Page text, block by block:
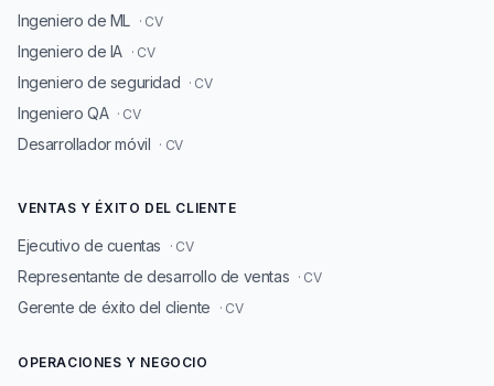
Ingeniero de ML · CV
Ingeniero de IA · CV
Ingeniero de seguridad · CV
Ingeniero QA · CV
Desarrollador móvil · CV
VENTAS Y ÉXITO DEL CLIENTE
Ejecutivo de cuentas · CV
Representante de desarrollo de ventas · CV
Gerente de éxito del cliente · CV
OPERACIONES Y NEGOCIO